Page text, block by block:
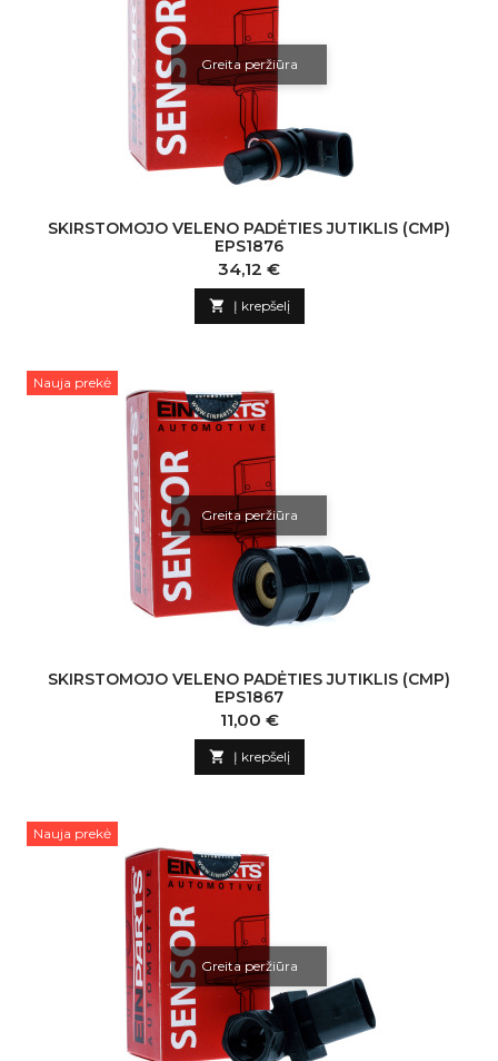
Greita peržiūra
SKIRSTOMOJO VELENO PADĖTIES JUTIKLIS (CMP)
EPS1876
Kaina
34,12 €
 Į krepšelį
Nauja prekė
Greita peržiūra
SKIRSTOMOJO VELENO PADĖTIES JUTIKLIS (CMP)
EPS1867
Kaina
11,00 €
 Į krepšelį
Nauja prekė
Greita peržiūra